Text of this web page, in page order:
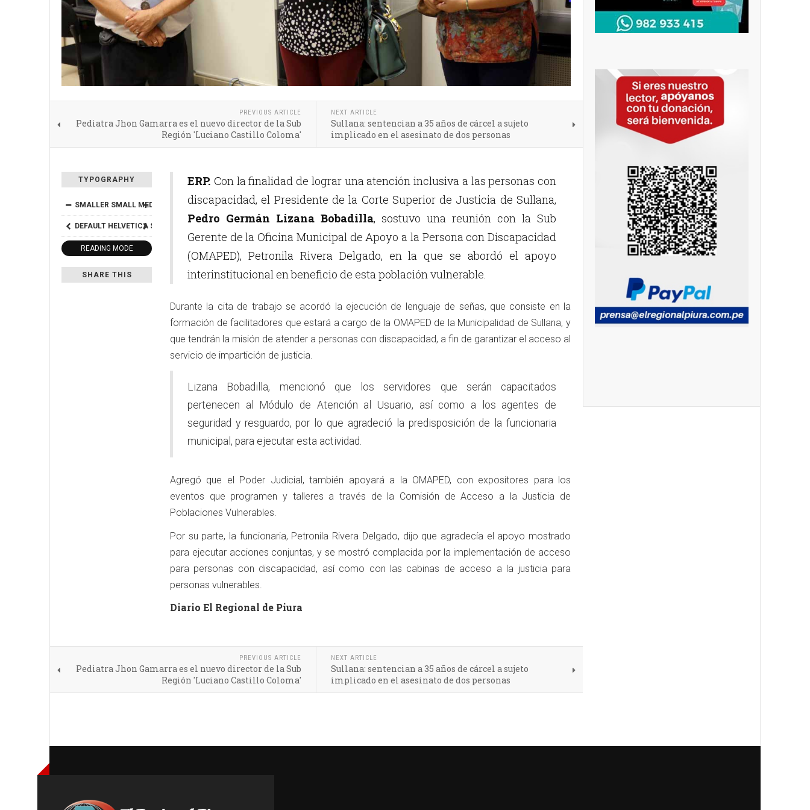
PREVIOUS ARTICLE
Pediatra Jhon Gamarra es el nuevo director de la Sub
Región 'Luciano Castillo Coloma'
NEXT ARTICLE
Sullana: sentencian a 35 años de cárcel a sujeto
implicado en el asesinato de dos personas
TYPOGRAPHY
SMALLER SMALL MEDIUM BIGGER
DEFAULT HELVETICA SEGOE
READING MODE
SHARE THIS
ERP. Con la finalidad de lograr una atención inclusiva a las personas con
discapacidad, el Presidente de la Corte Superior de Justicia de Sullana,
Pedro Germán Lizana Bobadilla, sostuvo una reunión con la Sub
Gerente de la Oficina Municipal de Apoyo a la Persona con Discapacidad
(OMAPED), Petronila Rivera Delgado, en la que se abordó el apoyo
interinstitucional en beneficio de esta población vulnerable.
Durante la cita de trabajo se acordó la ejecución de lenguaje de señas, que consiste en la
formación de facilitadores que estará a cargo de la OMAPED de la Municipalidad de Sullana, y
que tendrán la misión de atender a personas con discapacidad, a fin de garantizar el acceso al
servicio de impartición de justicia.
Lizana Bobadilla, mencionó que los servidores que serán capacitados
pertenecen al Módulo de Atención al Usuario, así como a los agentes de
seguridad y resguardo, por lo que agradeció la predisposición de la funcionaria
municipal, para ejecutar esta actividad.
Agregó que el Poder Judicial, también apoyará a la OMAPED, con expositores para los
eventos que programen y talleres a través de la Comisión de Acceso a la Justicia de
Poblaciones Vulnerables.
Por su parte, la funcionaria, Petronila Rivera Delgado, dijo que agradecía el apoyo mostrado
para ejecutar acciones conjuntas, y se mostró complacida por la implementación de acceso
para personas con discapacidad, así como con las cabinas de acceso a la justicia para
personas vulnerables.
Diario El Regional de Piura
PREVIOUS ARTICLE
Pediatra Jhon Gamarra es el nuevo director de la Sub
Región 'Luciano Castillo Coloma'
NEXT ARTICLE
Sullana: sentencian a 35 años de cárcel a sujeto
implicado en el asesinato de dos personas